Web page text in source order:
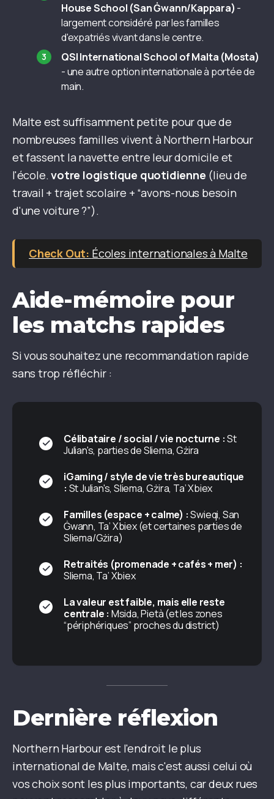
House School (San Ġwann/Kappara) -
largement considéré par les familles
d'expatriés vivant dans le centre.
QSI International School of Malta (Mosta)
- une autre option internationale à portée de
main.
Malte est suffisamment petite pour que de
nombreuses familles vivent à Northern Harbour
et fassent la navette entre leur domicile et
l'école.votre logistique quotidienne (lieu de
travail + trajet scolaire + “avons-nous besoin
d'une voiture ?”).
Écoles internationales à Malte
Aide-mémoire pour
les matchs rapides
Si vous souhaitez une recommandation rapide
sans trop réfléchir :
Célibataire / social / vie nocturne :St
Julian's, parties de Sliema, Gżira
iGaming / style de vie très bureautique
: St Julian's, Sliema, Gżira, Ta’ Xbiex
Familles (espace + calme) :Swieqi, San
Ġwann, Ta’ Xbiex (et certaines parties de
Sliema/Gżira)
Retraités (promenade + cafés + mer) :
Sliema, Ta’ Xbiex
La valeur est faible, mais elle reste
centrale : Msida, Pietà (et les zones
“périphériques” proches du district)
Dernière réflexion
Northern Harbour est l'endroit le plus
international de Malte, mais c'est aussi celui où
vos choix sont les plus importants, car deux rues